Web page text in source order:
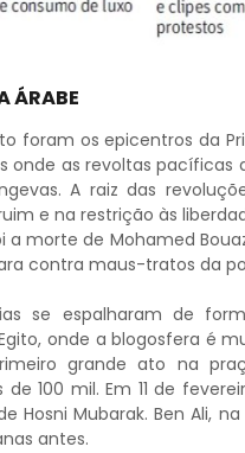
ÁRABE
foram os epicentros da
onde as revoltas pacíficas
A raiz das
e na restrição às
a morte de Mohamed
contra maus-tratos da
se espalharam de
onde a blogosfera é
grande ato na
de 100 mil. Em 11 de
Hosni Mubarak. Ben Ali,
antes.